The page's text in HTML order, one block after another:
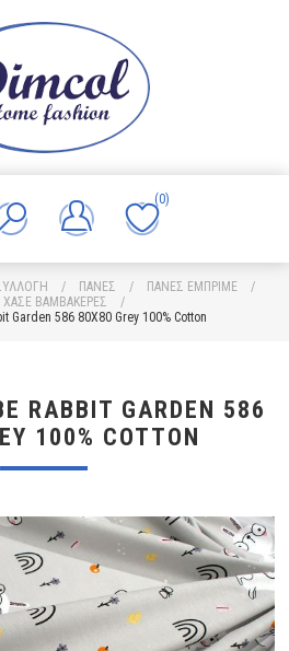
(0)
/ ΠΑΝΕΣ / ΠΑΝΕΣ ΕΜΠΡΙΜΕ
/
ΧΑΣΕ ΒΑΜΒΑΚΕΡΕΣ
/
Garden 586 80X80 Grey 100% Cotton
RABBIT GARDEN 586
100% COTTON